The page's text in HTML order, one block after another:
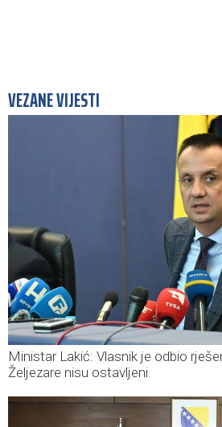
VEZANE VIJESTI
Ministar Lakić: Vlasnik je odbio
Željezare nisu ostavljeni